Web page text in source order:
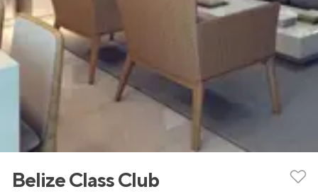
Belize Class Club